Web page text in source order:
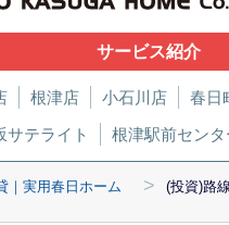
サービス紹介
根津店 小石川店 春日
サテライト
根津駅前センタ
｜実用春日ホーム > (投資)路